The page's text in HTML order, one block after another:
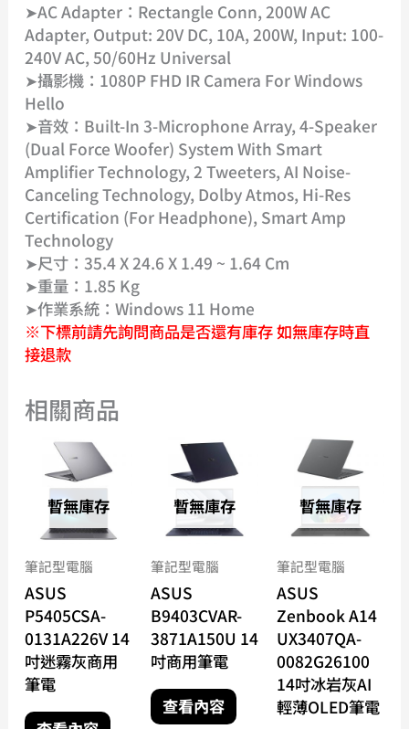
➤AC Adapter：Rectangle Conn, 200W AC
Adapter, Output: 20V DC, 10A, 200W, Input: 100-
240V AC, 50/60Hz Universal
➤攝影機：1080P FHD IR Camera For Windows
Hello
➤音效：Built-In 3-Microphone Array, 4-Speaker
(dual Force Woofer) System With Smart
Amplifier Technology, 2 Tweeters, AI Noise-
Canceling Technology, Dolby Atmos, Hi-Res
Certification (for Headphone), Smart Amp
Technology
➤尺寸：35.4 X 24.6 X 1.49 ~ 1.64 Cm
➤重量：1.85 Kg
➤作業系統：Windows 11 Home
※下標前請先詢問商品是否還有庫存 如無庫存時直
接退款
相關商品
暫無庫存
筆記型電腦
ASUS
P5405CSA-
0131A226V 14
吋迷霧灰商用
筆電
暫無庫存
筆記型電腦
ASUS
B9403CVAR-
3871A150U 14
吋商用筆電
查看內容
暫無庫存
筆記型電腦
ASUS
Zenbook A14
UX3407QA-
0082G26100
14吋冰岩灰AI
輕薄OLED筆電